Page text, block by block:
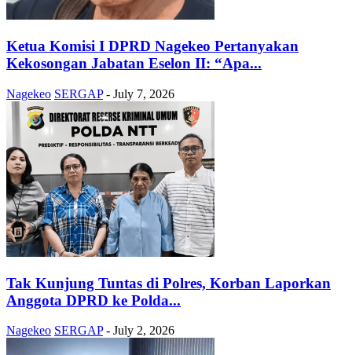
Ketua Komisi I DPRD Nagekeo Pertanyakan
Kekosongan Jabatan Eselon II: “Apa...
Nagekeo SERGAP - July 7, 2026
Tak Kunjung Tuntas di Polres, Korban Laporkan
Anggota DPRD ke Polda...
Nagekeo SERGAP - July 2, 2026